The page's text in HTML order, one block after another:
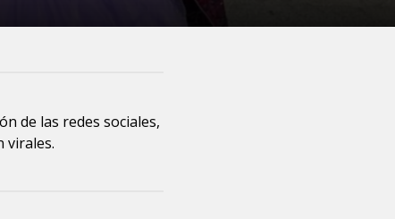
de las redes sociales,
virales.